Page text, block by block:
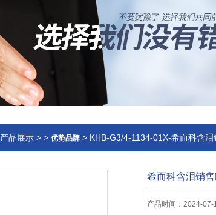
产品展示 > > 优势品牌 > KHB-G3/4-1134-01X-希而科含泪
希而科含泪销
产品时间：2024-07-